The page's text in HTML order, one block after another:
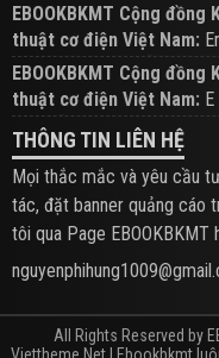
EBOOKBKMT Cộng đồng
thuật cơ điện Việt Nam:
đăng trên Group hỗ trợ nhé
EBOOKBKMT Cộng đồng
thuật cơ điện Việt Nam: E
xem hỗ trợ trên Group
THÔNG TIN LIÊN HỆ
Mọi thắc mắc và yêu cầu
tác, đặt banner quảng cáo
tôi qua Page EBOOKBKMT
All Rights Reserved by
Viettheme.Net | Ebookbkmt